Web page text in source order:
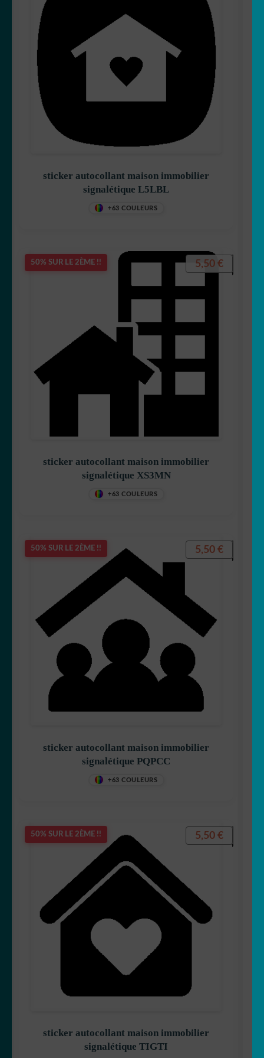
sticker autocollant maison immobilier
signalétique L5LBL
+63 COULEURS
50% SUR LE 2ÈME !!
sticker autocollant maison immobilier
signalétique XS3MN
+63 COULEURS
5,50 €
50% SUR LE 2ÈME !!
sticker autocollant maison immobilier
signalétique PQPCC
+63 COULEURS
5,50 €
50% SUR LE 2ÈME !!
sticker autocollant maison immobilier
signalétique TIGTI
5,50 €